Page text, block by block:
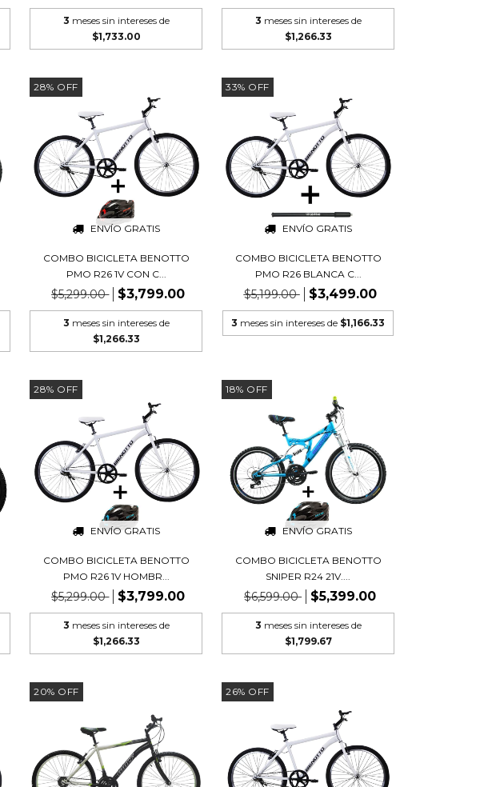
3 meses sin intereses de
$1,733.00
3 meses sin intereses de
$1,266.33
28% OFF
ENVÍO GRATIS
COMBO BICICLETA BENOTTO
PMO R26 1V CON C...
$5,299.00 $3,799.00
3 meses sin intereses de
$1,266.33
33% OFF
ENVÍO GRATIS
COMBO BICICLETA BENOTTO
PMO R26 BLANCA C...
$5,199.00 $3,499.00
3 meses sin intereses de $1,166.33
28% OFF
ENVÍO GRATIS
COMBO BICICLETA BENOTTO
PMO R26 1V HOMBR...
$5,299.00 $3,799.00
3 meses sin intereses de
$1,266.33
18% OFF
ENVÍO GRATIS
COMBO BICICLETA BENOTTO
SNIPER R24 21V....
$6,599.00 $5,399.00
3 meses sin intereses de
$1,799.67
20% OFF 26% OFF